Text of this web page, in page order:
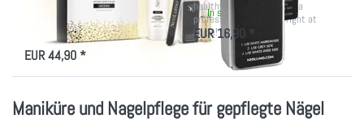
polish required! Discover the
NeoLumo Natural Glow Kit Ocean
for spa-quality hand and nail care.
In stock
EUR 44,90 *
healthy nails. Experience a
professional manicure right at
home!
In stock
EUR 16,90 *
Maniküre und Nagelpflege für gepflegte Nägel